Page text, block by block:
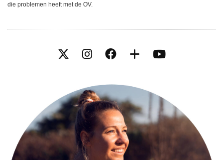
die problemen heeft met de OV.